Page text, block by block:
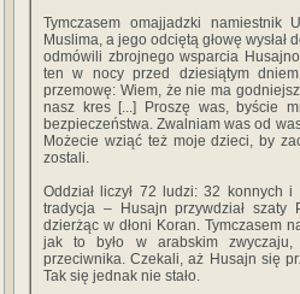
Tymczasem omajjadzki namiestnik
Muslima, a jego odciętą głowę
odmówili zbrojnego wsparcia
ten w nocy przed dziesiątym
przemowę: Wiem, że nie ma
nasz kres [...] Proszę was, byście
bezpieczeństwa. Zwalniam was od
Możecie wziąć też moje dzieci, by
zostali.
Oddział liczył 72 ludzi: 32 konnych
tradycja – Husajn przywdział szaty
dzierżąc w dłoni Koran. Tymczasem
jak to było w arabskim
przeciwnika. Czekali, aż Husajn się
Tak się jednak nie stało.